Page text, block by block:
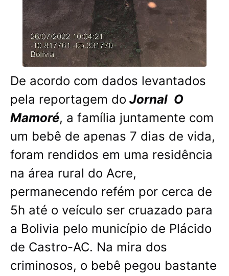
De acordo com dados levantados
pela reportagem do Jornal O
Mamoré, a família juntamente com
um bebê de apenas 7 dias de vida,
foram rendidos em uma residência
na área rural do Acre,
permanecendo refém por cerca de
5h até o veículo ser cruazado para
a Bolivia pelo município de Plácido
de Castro-AC. Na mira dos
criminosos, o bebê pegou bastante